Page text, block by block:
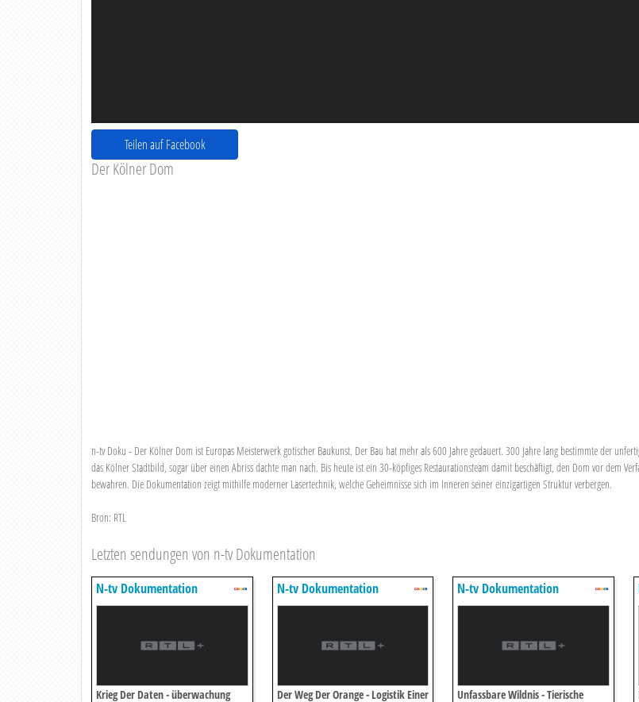
Teilen auf Facebook
Der Kölner Dom
n-tv Doku - Der Kölner Dom ist Europas Meisterwerk gotischer Baukunst. Der Bau hat mehr als 600 Jahre gedauert. 300 Jahre lang bestimmte der
das Kölner Stadtbild, sogar über einen Abriss dachte man nach. Bis heute ist ein 30-köpfiges Restaurationsteam damit beschäftigt, den Dom vor dem
bewahren. Die Dokumentation zeigt mithilfe moderner Lasertechnik, welche Geheimnisse sich im Inneren seiner einzigartigen Struktur verbergen.
Bron: RTL
Letzten sendungen von n-tv Dokumentation
N-tv Dokumentation
Krieg Der Daten - überwachung
N-tv Dokumentation
Der Weg Der Orange - Logistik Einer
N-tv Dokumentation
Unfassbare Wildnis - Tierische